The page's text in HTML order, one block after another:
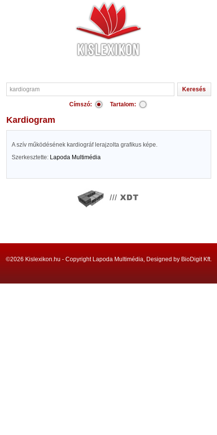
Címszó: Tartalom:
kardiogram
A szív működésének kardiográf lerajzolta grafikus képe.
Szerkesztette: Lapoda Multimédia
©2026 Kislexikon.hu - Copyright Lapoda Multimédia, Designed by BioDigit Kft.